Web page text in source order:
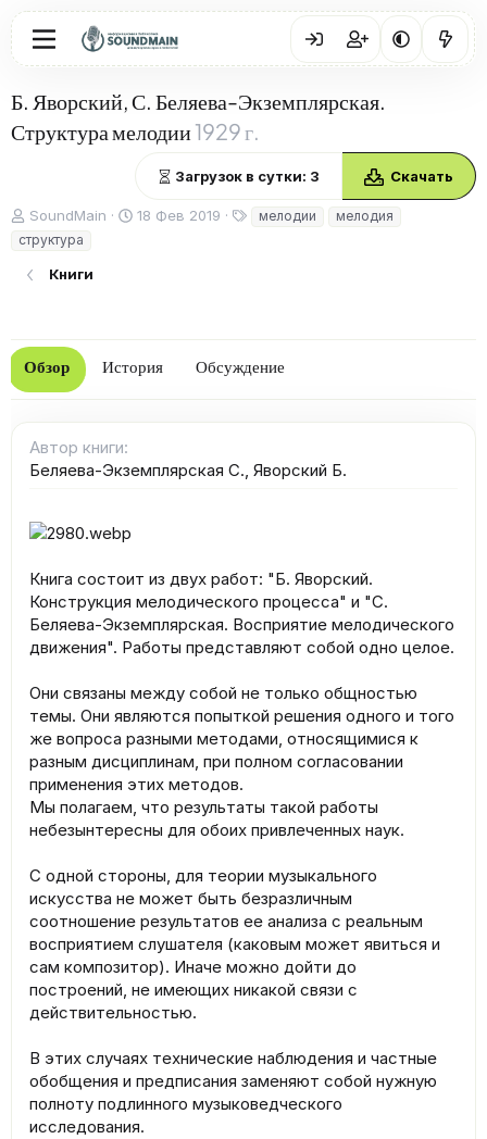
Б. Яворский, С. Беляева-Экземплярская.
Структура мелодии1929 г.
Загрузок в сутки: 3 Скачать
А
в
т
о
SoundMain
Д
а
18 Фев 2019 мелодии
мелодия
структура
Книги
Обзор История Обсуждение
Автор книги
Беляева-Экземплярская С. Яворский Б.
Книга состоит из двух работ: "Б. Яворский.
Конструкция мелодического процесса" и "С.
Беляева-Экземплярская. Восприятие мелодического
движения". Работы представляют собой одно целое.
Они связаны между собой не только общностью
темы. Они являются попыткой решения одного и того
же вопроса разными методами, относящимися к
разным дисциплинам, при полном согласовании
применения этих методов.
Мы полагаем, что результаты такой работы
небезынтересны для обоих привлеченных наук.
С одной стороны, для теории музыкального
искусства не может быть безразличным
соотношение результатов ее анализа с реальным
восприятием слушателя (каковым может явиться и
сам композитор). Иначе можно дойти до
построений, не имеющих никакой связи с
действительностью.
В этих случаях технические наблюдения и частные
обобщения и предписания заменяют собой нужную
полноту подлинного музыковедческого
исследования.